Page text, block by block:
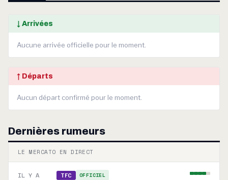
↓ Arrivées
Aucune arrivée officielle pour le moment.
↑ Départs
Aucun départ confirmé pour le moment.
Dernières rumeurs
LE MERCATO EN DIRECT
IL Y A
TFC OFFICIEL